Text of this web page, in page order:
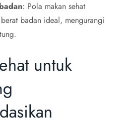
: Pola makan sehat
badan ideal, mengurangi
untuk